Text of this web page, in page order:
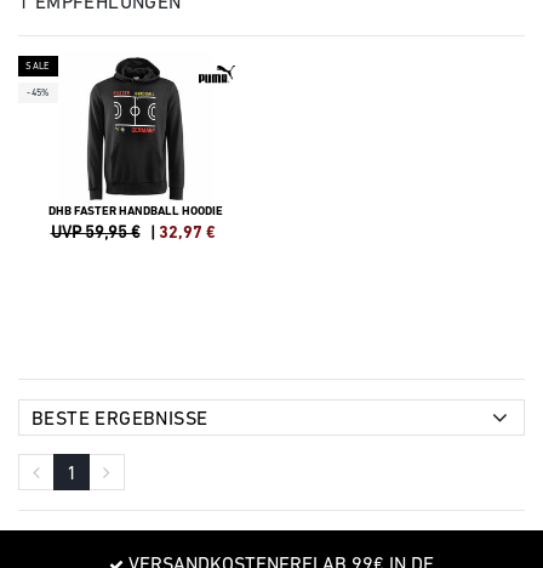
SALE
-45%
DHB FASTER HANDBALL HOODIE
UVP 59,95 € | 32,97 €
1
VERSANDKOSTENFREI AB 99€ IN DE